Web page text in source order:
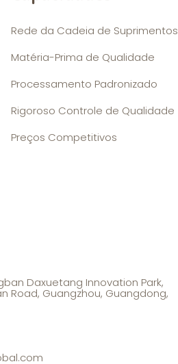
Rede da Cadeia de Suprimentos
Matéria-Prima de Qualidade
Processamento Padronizado
Rigoroso Controle de Qualidade
Preços Competitivos
Daxuetang Innovation Park,
Road, Guangzhou, Guangdong,